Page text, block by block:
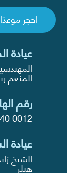
عيادة
المنعم
رقم
0012
عيادة
هيلز
احجز موعدًا